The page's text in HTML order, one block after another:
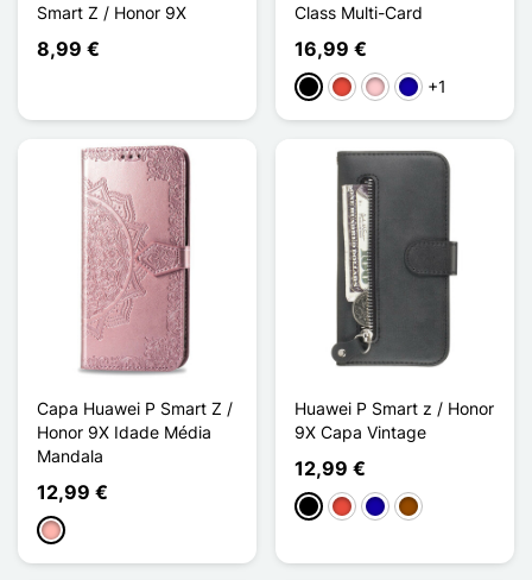
Smart Z / Honor 9X
8,99 €
Class Multi-Card
16,99 €
PretoVermelho
RosaAzul Escuro
+1
Capa Huawei P Smart Z /
Honor 9X Idade Média
Mandala
12,99 €
Ouro rosa
Huawei P Smart z / Honor
9X Capa Vintage
12,99 €
PretoVermelhoAzul Escuro
Castanho